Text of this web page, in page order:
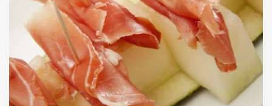
Receta del tradicional melón con jamón, un plato